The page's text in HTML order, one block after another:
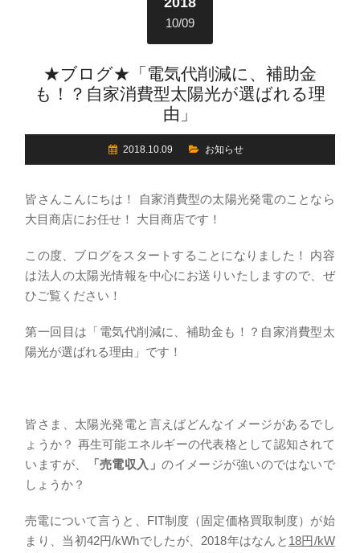
10/09
★ブログ★「電気代削減に、補助金
も！？自家消費型太陽光が選ばれる理
由」
2018.10.09 お知らせ
皆さんこんにちは！ 自家消費型の太陽光発電のことなら
大目商店にお任せ！ 大目商店です！
この度、ブログをスタートすることになりました！ 内容
は法人の太陽光情報を中心にお送りいたしますので、ぜ
ひご覧ください！
第一回目は「電気代削減に、補助金も！？自家消費型太
陽光が選ばれる理由」です！
皆さま、太陽光発電と言えばどんなイメージがあるでし
ょうか？ 再生可能エネルギーの代表格として認知されて
いますが、
「売電収入」のイメージが強いのではないで
しょうか？
売電について言うと、FIT制度（固定価格買取制度）が始
まり、当初42円/kWhでしたが、2018年はなんと 18円/kW